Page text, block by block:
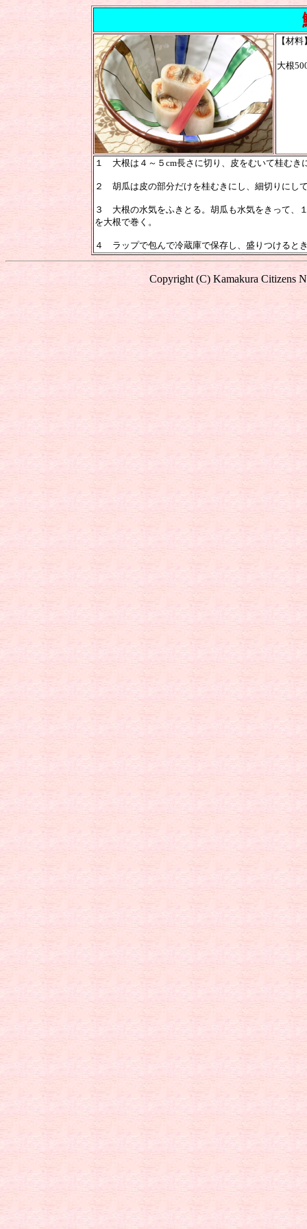
【材
大根
１ 大根は４～５cm長さに切り、皮をむいて桂むき
２ 胡瓜は皮の部分だけを桂むきにし、細切りにし
３ 大根の水気をふきとる。胡瓜も水気をきって、
を大根で巻く。
４ ラップで包んで冷蔵庫で保存し、盛りつけると
Copyright (C) Kamakura Citizens